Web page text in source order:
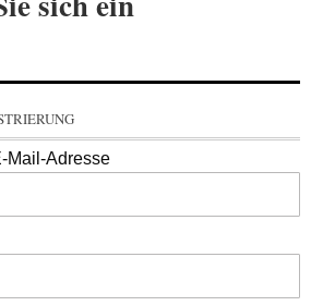
Mail-Adresse